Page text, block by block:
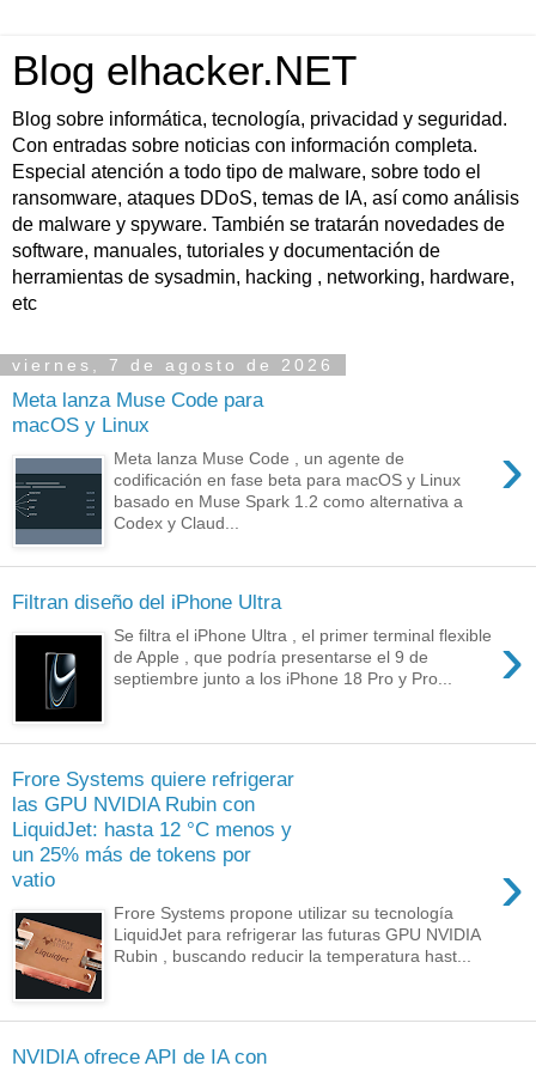
Blog elhacker.NET
Blog sobre informática, tecnología, privacidad y seguridad.
Con entradas sobre noticias con información completa.
Especial atención a todo tipo de malware, sobre todo el
ransomware, ataques DDoS, temas de IA, así como análisis
de malware y spyware. También se tratarán novedades de
software, manuales, tutoriales y documentación de
herramientas de sysadmin, hacking , networking, hardware,
etc
viernes, 7 de agosto de 2026
Meta lanza Muse Code para
macOS y Linux
›
Meta lanza Muse Code , un agente de
codificación en fase beta para macOS y Linux
basado en Muse Spark 1.2 como alternativa a
Codex y Claud...
Filtran diseño del iPhone Ultra
›
Se filtra el iPhone Ultra , el primer terminal flexible
de Apple , que podría presentarse el 9 de
septiembre junto a los iPhone 18 Pro y Pro...
Frore Systems quiere refrigerar
las GPU NVIDIA Rubin con
LiquidJet: hasta 12 °C menos y
un 25% más de tokens por
vatio
›
Frore Systems propone utilizar su tecnología
LiquidJet para refrigerar las futuras GPU NVIDIA
Rubin , buscando reducir la temperatura hast...
NVIDIA ofrece API de IA con